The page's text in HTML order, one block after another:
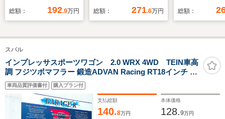
総額： 192.9万円
ートキー LEDヘッド
ー 盗難防止装置 シ
ヤゲート 純正アルミ
ホイール ミュージッ
総額： 271.6万円 総額：
スバル
インプレッサスポーツワゴン 2.0 WRX 4WD TEIN車高
調 フジツボマフラー 鍛造ADVAN Racing RT18インチ 対
向4podキャリパー タワーバー フルエアロ ナビ TV バッ
クカメラ Bluetooth ETC HID タイミングベルト交換済
車両品質評価書付 購入プラン付
支払総額
140.8万円
本体価格
128.9万円